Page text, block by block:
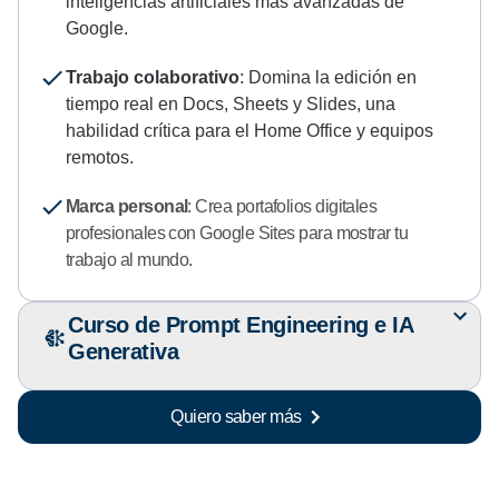
Google.
Trabajo colaborativo: Domina la edición en
tiempo real en Docs, Sheets y Slides, una
habilidad crítica para el Home Office y equipos
remotos.
Marca personal: Crea portafolios digitales
profesionales con Google Sites para mostrar tu
trabajo al mundo.
Curso de Prompt Engineering e IA
Generativa
Quiero saber más